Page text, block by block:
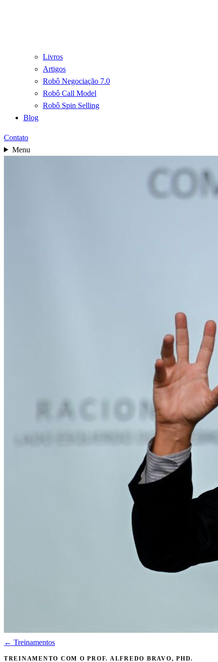
Livros
Artigos
Robô Negociação 7.0
Robô Call Model
Robô Spin Selling
Blog
Contato
Menu
← Treinamentos
TREINAMENTO COM O PROF. ALFREDO BRAVO, PHD.